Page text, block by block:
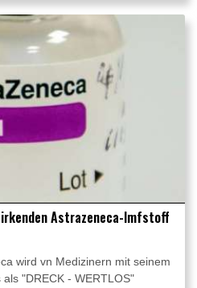
behandelt worden sei,
beim Atmen und sei
Astrazeneca-Imfstoff
wird vn Medizinern mit seinem
"DRECK - WERTLOS"